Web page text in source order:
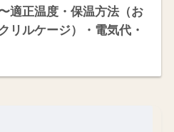
適正温度・保温方法（お
リルケージ）・電気代・